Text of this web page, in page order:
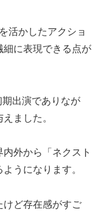
活かしたアクショ
細に表現できる点が
出演でありなが
ました。
外から「ネクスト
うになります。
けど存在感がすご